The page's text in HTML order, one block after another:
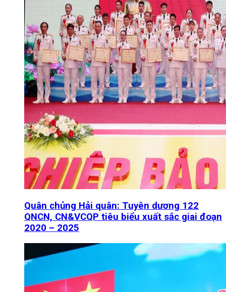
Quân chủng Hải quân: Tuyên dương 122
QNCN, CN&VCQP tiêu biểu xuất sắc giai đoạn
2020 – 2025